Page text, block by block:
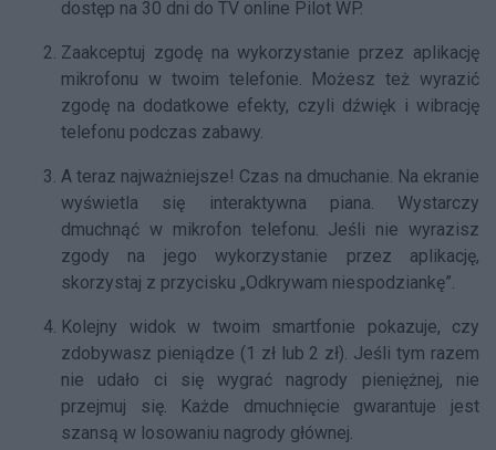
dostęp na 30 dni do TV online Pilot WP.
Zaakceptuj zgodę na wykorzystanie przez aplikację
mikrofonu w twoim telefonie. Możesz też wyrazić
zgodę na dodatkowe efekty, czyli dźwięk i wibrację
telefonu podczas zabawy.
A teraz najważniejsze! Czas na dmuchanie. Na ekranie
wyświetla się interaktywna piana. Wystarczy
dmuchnąć w mikrofon telefonu. Jeśli nie wyrazisz
zgody na jego wykorzystanie przez aplikację,
skorzystaj z przycisku „Odkrywam niespodziankę”.
Kolejny widok w twoim smartfonie pokazuje, czy
zdobywasz pieniądze (1 zł lub 2 zł). Jeśli tym razem
nie udało ci się wygrać nagrody pieniężnej, nie
przejmuj się. Każde dmuchnięcie gwarantuje jest
szansą w losowaniu nagrody głównej.